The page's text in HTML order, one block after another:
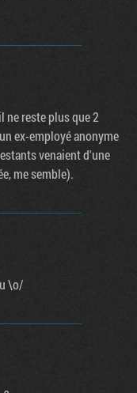
ne reste plus que 2
ex-employé anonyme
venaient d'une
me semble).
\o/